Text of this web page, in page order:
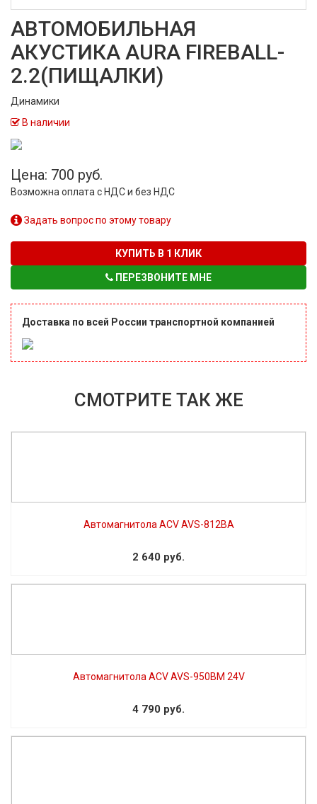
АВТОМОБИЛЬНАЯ
АКУСТИКА AURA FIREBALL-
2.2(ПИЩАЛКИ)
Динамики
В наличии
Цена: 700 руб.
Возможна оплата с НДС и без НДС
Задать вопрос по этому товару
КУПИТЬ В 1 КЛИК
ПЕРЕЗВОНИТЕ МНЕ
Доставка по всей России транспортной компанией
СМОТРИТЕ ТАК ЖЕ
Автомагнитола ACV AVS-812BA
2 640 руб.
Автомагнитола ACV AVS-950BM 24V
4 790 руб.